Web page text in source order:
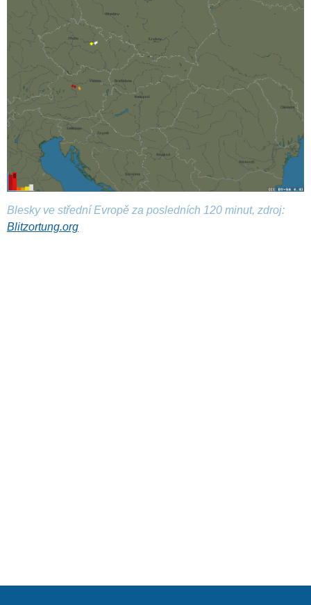
Blesky ve střední Evropě za posledních 120 minut, zdroj:
Blitzortung.org